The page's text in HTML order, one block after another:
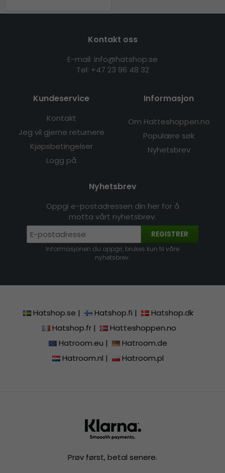
Kontakt oss
E-mail: info@hatshop.se
Tel: +47 23 96 48 32
Kundeservice
Kontakt
Jeg vil gjerne returnere
Kjøpsbetingelser
Logg på
Informasjon
Om Hatteshoppen.no
Populære søk
Nyhetsbrev
Nyhetsbrev
Oppgi e-postadressen din her for å
motta vårt nyhetsbrev.
REGISTRER
Informasjonen du oppgir, brukes kun til våre
nyhetsbrev.
Hatshop.se | Hatshop.fi |
Hatshop.dk
Hatshop.fr|
Hatteshoppen.no
Hatroom.eu |
Hatroom.de
Hatroom.nl | Hatroom.pl
Prøv først, betal senere.